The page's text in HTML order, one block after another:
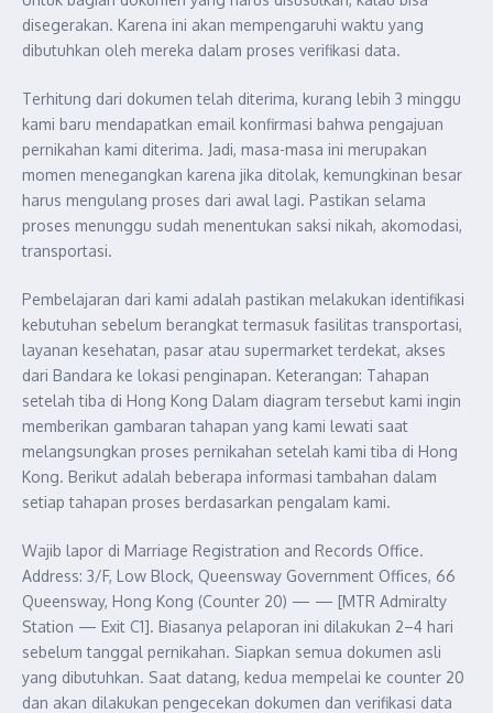
disegerakan. Karena ini akan mempengaruhi waktu yang
dibutuhkan oleh mereka dalam proses verifikasi data.
Terhitung dari dokumen telah diterima, kurang lebih 3 minggu
kami baru mendapatkan email konfirmasi bahwa pengajuan
pernikahan kami diterima. Jadi, masa-masa ini merupakan
momen menegangkan karena jika ditolak, kemungkinan besar
harus mengulang proses dari awal lagi. Pastikan selama
proses menunggu sudah menentukan saksi nikah, akomodasi,
transportasi.
Pembelajaran dari kami adalah pastikan melakukan identifikasi
kebutuhan sebelum berangkat termasuk fasilitas transportasi,
layanan kesehatan, pasar atau supermarket terdekat, akses
dari Bandara ke lokasi penginapan. Keterangan: Tahapan
setelah tiba di Hong Kong Dalam diagram tersebut kami ingin
memberikan gambaran tahapan yang kami lewati saat
melangsungkan proses pernikahan setelah kami tiba di Hong
Kong. Berikut adalah beberapa informasi tambahan dalam
setiap tahapan proses berdasarkan pengalam kami.
Wajib lapor di Marriage Registration and Records Office.
Address: 3/F, Low Block, Queensway Government Offices, 66
Queensway, Hong Kong (Counter 20) — — [MTR Admiralty
Station — Exit C1]. Biasanya pelaporan ini dilakukan 2–4 hari
sebelum tanggal pernikahan. Siapkan semua dokumen asli
yang dibutuhkan. Saat datang, kedua mempelai ke counter 20
dan akan dilakukan pengecekan dokumen dan verifikasi data